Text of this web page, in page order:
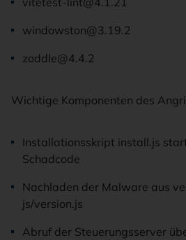
windowston@3.19.2
zoddle@4.4.2
Wichtige Komponenten des
Installationsskript install.js
Schadcode
Nachladen der Malware aus
js/version.js
Abruf der Steuerungsserver